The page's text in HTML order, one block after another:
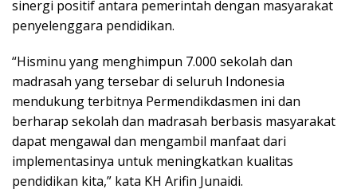
sinergi positif antara pemerintah dengan masyarakat
penyelenggara pendidikan.
“Hisminu yang menghimpun 7.000 sekolah dan
madrasah yang tersebar di seluruh Indonesia
mendukung terbitnya Permendikdasmen ini dan
berharap sekolah dan madrasah berbasis masyarakat
dapat mengawal dan mengambil manfaat dari
implementasinya untuk meningkatkan kualitas
pendidikan kita,” kata KH Arifin Junaidi.